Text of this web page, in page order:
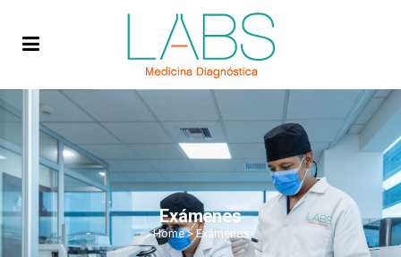
Exámenes
Home>Exámenes